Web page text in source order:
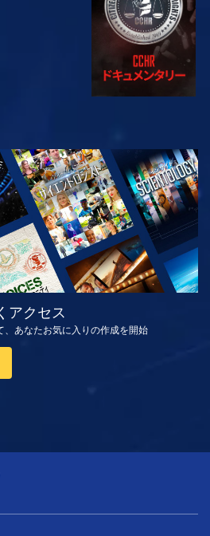
シリーズを探求
アクセス
あなたお気に入りの作成を開始